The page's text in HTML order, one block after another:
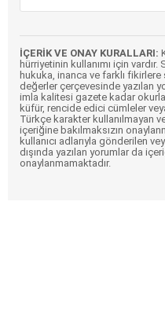
İÇERİK VE ONAY KURALLARI:
hürriyetinin kullanımı için vardır.
hukuka, inanca ve farklı
değerler çerçevesinde yazılan
imla kalitesi gazete kadar
küfür, rencide edici cümleler
Türkçe karakter kullanılmayan
içeriğine bakılmaksızın
kullanıcı adlarıyla gönderilen
dışında yazılan yorumlar da
onaylanmamaktadır.